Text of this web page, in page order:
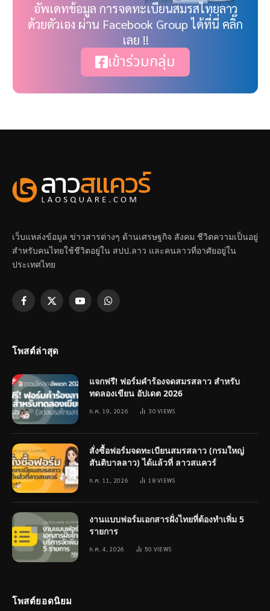
อัพเดทข้อมูล การจดทะเบียนสมรสไทยลาว
ด้วยตัวเอง ผ่าน Facebook Group ได้ที่นี่ คลิ๊ก
เลย !!
เข้าร่วมกลุ่ม
เว็บแหล่งข้อมูล ข่าวสารต่างๆ ด้านเศรษฐกิจ สังคม ชีวิตความเป็นอยู่
สำหรับคนไทยใช้ชีวิตอยู่ใน สปป.ลาว และคนลาวที่อาศัยอยู่ใน
ประเทศไทย
Facebook
X
YouTubeWhatsApp
โพสต์ล่าสุด
แจกฟรี! ฟอร์มคำร้องจดสมรสลาว สำหรับ
ทดลองเขียน อัปเดต 2026
ก.ค. 19, 2026 30VIEWS
สั่งซื้อฟอร์มจดทะเบียนสมรสลาว (กรมใหญ่
สันติบาลลาว) ได้แล้วที่ ลาวสแควร์
ก.ค. 11, 2026 18VIEWS
งานแบบฟอร์มเอกสารฝั่งไทยที่ต้องทำเพิ่ม 5
รายการ
ก.ค. 4, 2026 50 VIEWS
โพสต์ยอดนิยม